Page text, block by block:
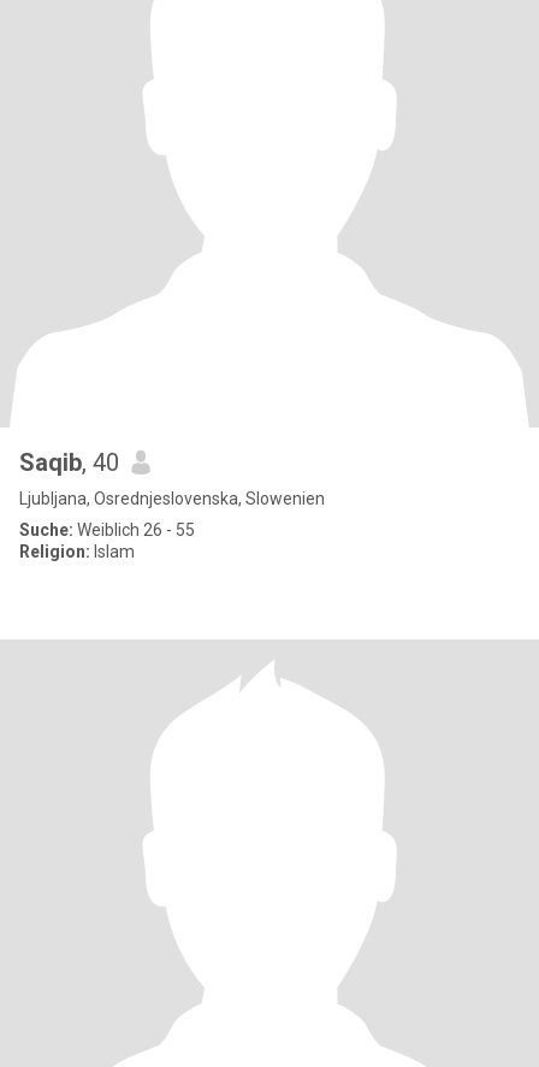
Saqib, 40
Ljubljana, Osrednjeslovenska, Slowenien
Suche: Weiblich 26 - 55
Religion: Islam